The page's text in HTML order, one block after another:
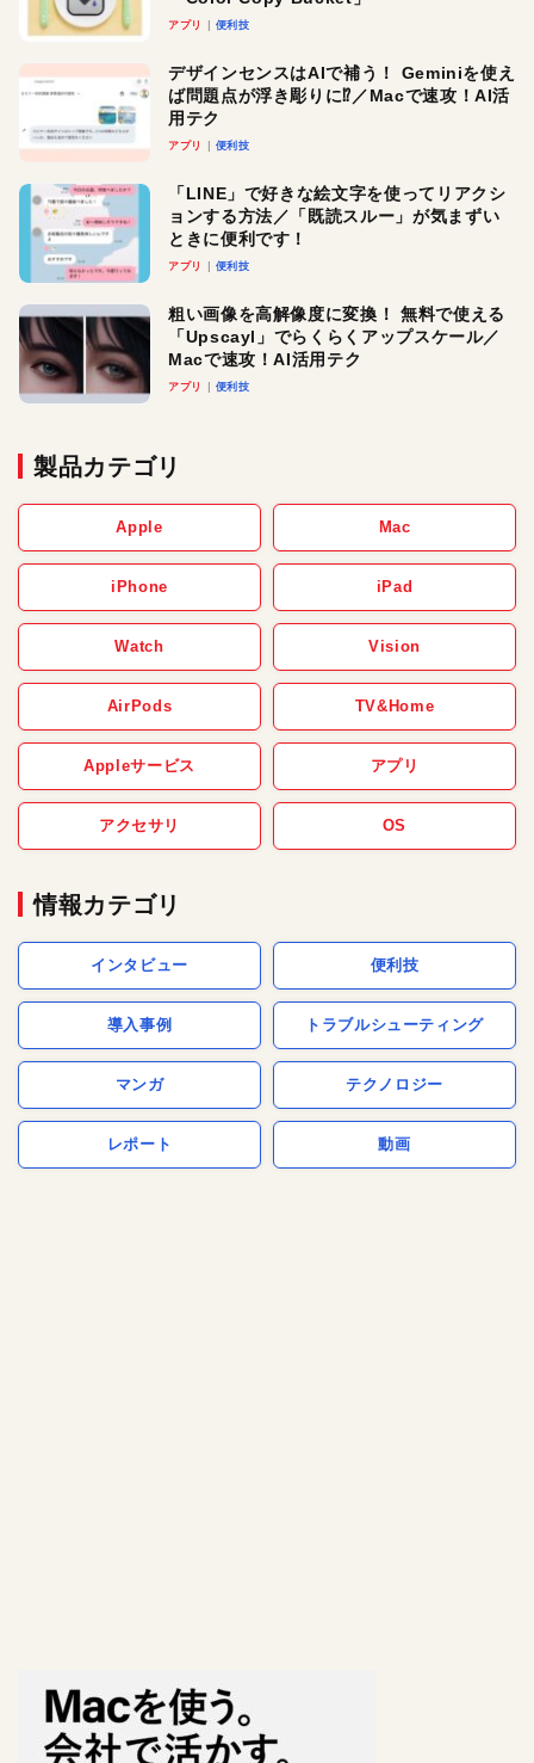
アプリ 便利技
デザインセンスはAIで補う！ Geminiを使え
ば問題点が浮き彫りに⁉︎／Macで速攻！AI活
用テク
アプリ 便利技
「LINE」で好きな絵文字を使ってリアクシ
ョンする方法／「既読スルー」が気まずい
ときに便利です！
アプリ 便利技
粗い画像を高解像度に変換！ 無料で使える
「Upscayl」でらくらくアップスケール／
Macで速攻！AI活用テク
アプリ 便利技
製品カテゴリ
Apple Mac
iPhone iPad
Watch Vision
AirPods TV&Home
Appleサービス アプリ
アクセサリ OS
情報カテゴリ
インタビュー 便利技
導入事例 トラブルシューティング
マンガ テクノロジー
レポート 動画